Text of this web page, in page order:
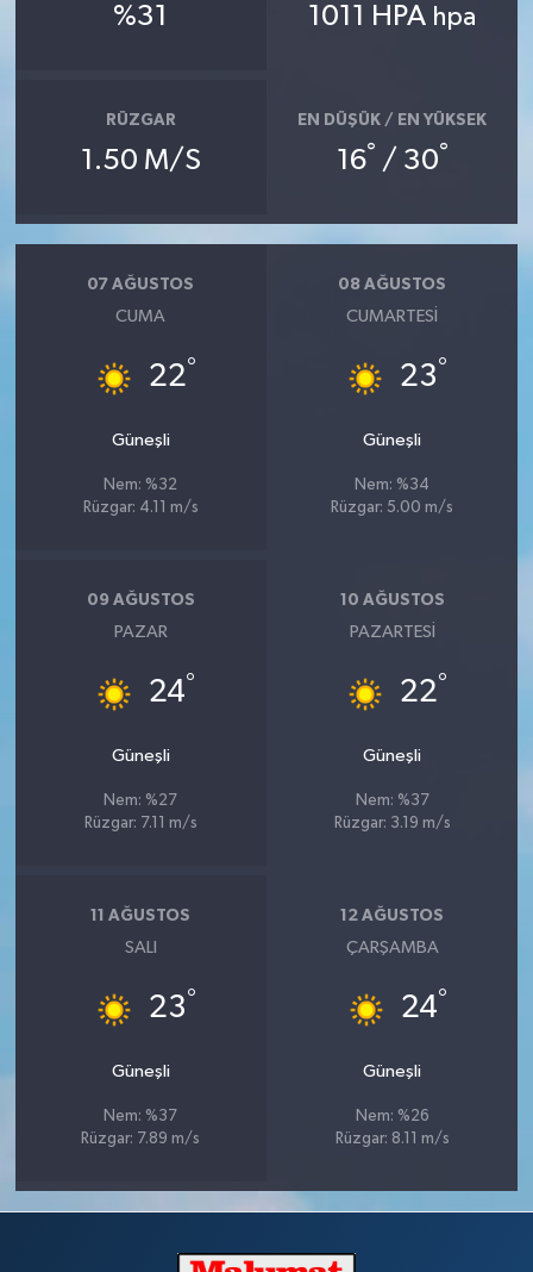
%31 1011 HPA hpa
RÜZGAR
1.50 M/S
EN DÜŞÜK / EN YÜKSEK
16° / 30°
07 AĞUSTOS
CUMA
22°
Güneşli
Nem: %32
Rüzgar: 4.11 m/s
08 AĞUSTOS
CUMARTESI
23°
Güneşli
Nem: %34
Rüzgar: 5.00 m/s
09 AĞUSTOS
PAZAR
24°
Güneşli
Nem: %27
Rüzgar: 7.11 m/s
10 AĞUSTOS
PAZARTESI
22°
Güneşli
Nem: %37
Rüzgar: 3.19 m/s
11 AĞUSTOS
SALI
23°
Güneşli
Nem: %37
Rüzgar: 7.89 m/s
12 AĞUSTOS
ÇARŞAMBA
24°
Güneşli
Nem: %26
Rüzgar: 8.11 m/s